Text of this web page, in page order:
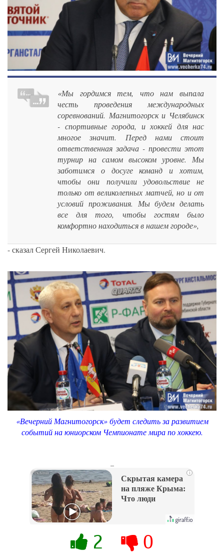
«Мы гордимся тем, что нам выпала
честь проведения международных
соревнований. Магнитогорск и Челябинск
- спортивные города, и хоккей для нас
многое значит. Перед нами стоит
ответственная задача - провести этот
турнир на самом высоком уровне. Мы
заботимся о досуге команд и хотим,
чтобы они получили удовольствие не
только от великолепных матчей, но и от
условий проживания. Мы будем делать
все для того, чтобы гостям было
комфортно находиться в нашем городе»,
- сказал Сергей Николаевич.
«Вечерний Магнитогорск» будет следить за развитием
событий на юниорском Чемпионате мира по хоккею.
i
Скрытая камера
на пляже Крыма:
Что люди
их не видят...
2 0